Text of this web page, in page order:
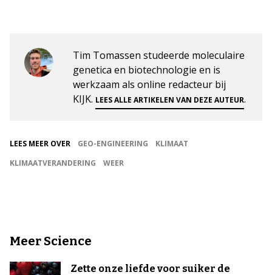
Tim Tomassen studeerde moleculaire
genetica en biotechnologie en is
werkzaam als online redacteur bij
KIJK. LEES ALLE ARTIKELEN VAN DEZE AUTEUR.
LEES MEER OVER GEO-ENGINEERING
KLIMAAT
KLIMAATVERANDERING
WEER
Meer Science
Zette onze liefde voor suiker de